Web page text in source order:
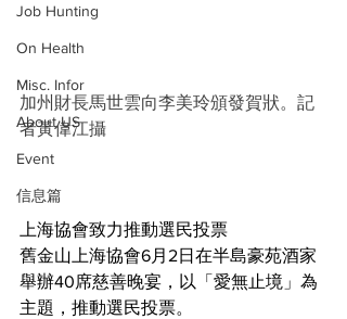
Job Hunting
On Health
Misc. Infor
About US
Event
信息篇
加州財長馬世雲向李美玲頒發賀狀。記
者黃偉江攝
上海協會致力推動選民投票
舊金山上海協會6月2日在半島豪苑酒家
舉辦40席慈善晚宴，以「愛無止境」為
主題，推動選民投票。